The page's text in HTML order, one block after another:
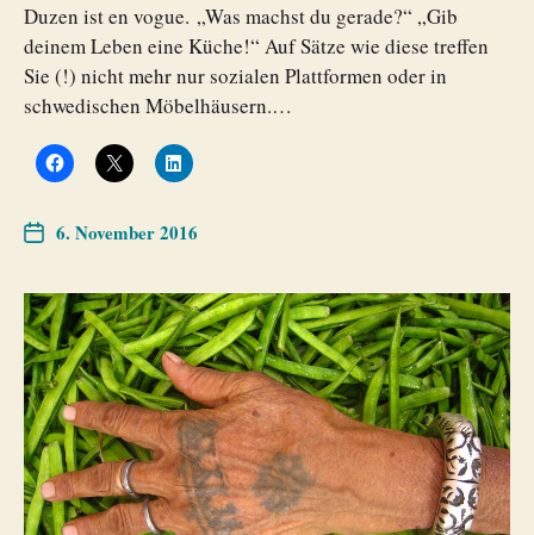
Duzen ist en vogue. „Was machst du gerade?“ „Gib
deinem Leben eine Küche!“ Auf Sätze wie diese treffen
Sie (!) nicht mehr nur sozialen Plattformen oder in
schwedischen Möbelhäusern.…
6. November 2016